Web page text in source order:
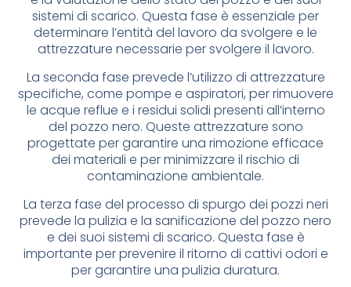
sistemi di scarico. Questa fase è essenziale per
determinare l’entità del lavoro da svolgere e le
attrezzature necessarie per svolgere il lavoro.
La seconda fase prevede l’utilizzo di attrezzature
specifiche, come pompe e aspiratori, per rimuovere
le acque reflue e i residui solidi presenti all’interno
del pozzo nero. Queste attrezzature sono
progettate per garantire una rimozione efficace
dei materiali e per minimizzare il rischio di
contaminazione ambientale.
La terza fase del processo di spurgo dei pozzi neri
prevede la pulizia e la sanificazione del pozzo nero
e dei suoi sistemi di scarico. Questa fase è
importante per prevenire il ritorno di cattivi odori e
per garantire una pulizia duratura.